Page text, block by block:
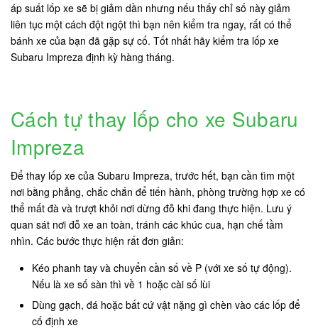
áp suất lốp xe sẽ bị giảm dần nhưng nếu thấy chỉ số này giảm
liên tục một cách đột ngột thì bạn nên kiểm tra ngay, rất có thể
bánh xe của bạn đã gặp sự cố. Tốt nhất hãy kiểm tra lốp xe
Subaru Impreza định kỳ hàng tháng.
Cách tự thay lốp cho xe Subaru
Impreza
Để thay lốp xe của Subaru Impreza, trước hết, bạn cần tìm một
nơi bằng phẳng, chắc chắn để tiến hành, phòng trường hợp xe có
thể mất đà và trượt khỏi nơi dừng đỗ khi đang thực hiện. Lưu ý
quan sát nơi đỗ xe an toàn, tránh các khúc cua, hạn chế tầm
nhìn. Các bước thực hiện rất đơn giản:
Kéo phanh tay và chuyển cần số về P (với xe số tự động).
Nếu là xe số sàn thì về 1 hoặc cài số lùi
Dùng gạch, đá hoặc bất cứ vật nặng gì chèn vào các lốp để
cố định xe